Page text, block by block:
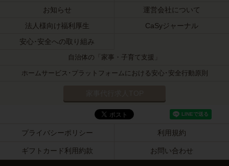
お知らせ
運営会社について
法人様向け福利厚生
CaSyジャーナル
安心･安全への取り組み
自治体の「家事・子育て支援」
ホームサービス･プラットフォームにおける安心･安全行動原則
プライバシーポリシー 利用規約
ギフトカード利用約款 お問い合わせ